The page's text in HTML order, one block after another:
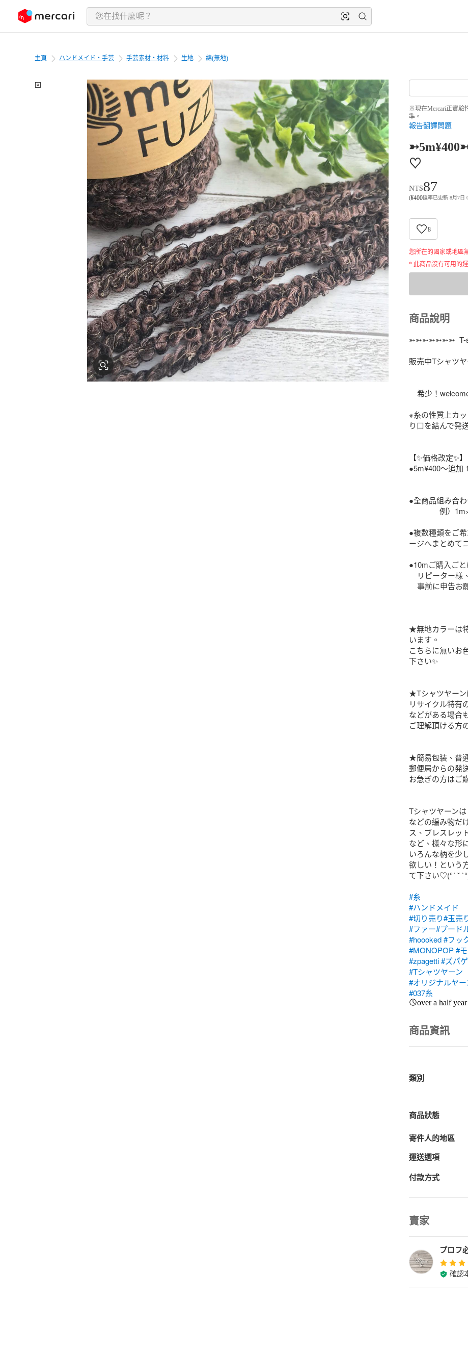
至內容
主頁 ハンドメイド・手芸 手芸素材・材料 生地 綿(無地)
※現在Mercari正實驗
準。
報告翻譯問題
♡
NT$87
(¥400匯率已更新 8月7日
8
您所在的國家或地區
* 此商品沒有可用的
商品說明
➳➳➳➳➳➳➳  T-
販売中Tシャツ
※糸の性質上カ
り口を結んで発
【✨価格改定✨】
●5m¥400〜追加
●全商品組み合
●複数種類をご
ージへまとめて
●10mご購入ご
★無地カラーは
います。
こちらに無いお
下さい✨
★Tシャツヤーン
リサイクル特有
などがある場合
ご理解頂ける方
★簡易包装、普
郵便局からの発
お急ぎの方はご
Tシャツヤーン
などの編み物だ
ス、ブレスレッ
など、様々な形
いろんな柄を少
欲しい！という
て下さい♡︎(°´ ˘
#糸
#ハンドメイド
#切り売り#玉売
#ファー#プード
#hoooked #フッ
#MONOPOP #
#zpagetti #ズパ
#Tシャツヤーン
#オリジナルヤー
#037糸
over a half
商品資訊
類別
商品狀態
寄件人的地區
運送選項
付款方式
賣家
プロフ
確認